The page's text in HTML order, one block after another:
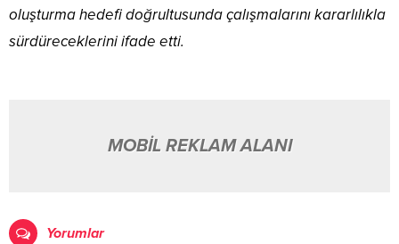
oluşturma hedefi doğrultusunda çalışmalarını kararlılıkla
sürdüreceklerini ifade etti.
MOBİL REKLAM ALANI
Yorumlar